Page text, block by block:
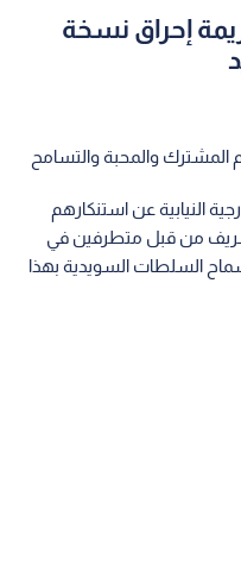
إحراق نسخة
المشترك والمحبة والتسامح
النيابية عن استنكارهم
من قبل متطرفين في
السلطات السويدية بهذا